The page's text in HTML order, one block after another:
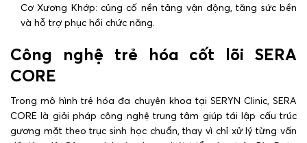
Cơ Xương Khớp: củng cố nền tảng vận động, tăng sức bền
và hỗ trợ phục hồi chức năng.
Công nghệ trẻ hóa cốt lõi SERA
CORE
Trong mô hình trẻ hóa đa chuyên khoa tại SERYN Clinic, SERA
CORE là giải pháp công nghệ trung tâm giúp tái lập cấu trúc
gương mặt theo trục sinh học chuẩn, thay vì chỉ xử lý từng vấn